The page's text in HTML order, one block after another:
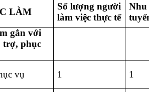
LÀM
Số lượng người
làm việc thực tế
Nhu
gắn với
trợ, phục
vụ 1 1